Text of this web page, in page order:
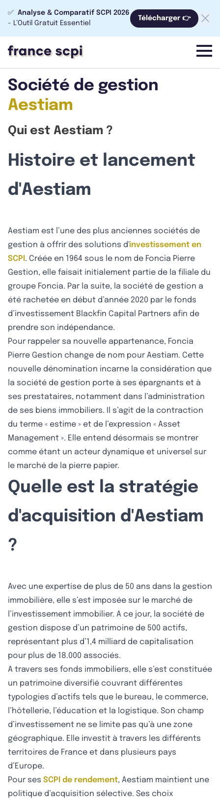
✅ Analyse & Comparatif SCPI 2026
- L’Outil Gratuit Essentiel
Télécharger 👉
menu
Société de gestion
Aestiam
Qui est Aestiam ?
Histoire et lancement
d'Aestiam
Aestiam est l’une des plus anciennes sociétés de
gestion à offrir des solutions d'investissement en
SCPI . Créée en 1964 sous le nom de Foncia Pierre
Gestion, elle faisait initialement partie de la filiale du
groupe Foncia. Par la suite, la société de gestion a
été rachetée en début d’année 2020 par le fonds
d’investissement Blackfin Capital Partners afin de
prendre son indépendance.
Pour rappeler sa nouvelle appartenance, Foncia
Pierre Gestion change de nom pour Aestiam. Cette
nouvelle dénomination incarne la considération que
la société de gestion porte à ses épargnants et à
ses prestataires, notamment dans l’administration
de ses biens immobiliers. Il s’agit de la contraction
du terme « estime » et de l’expression « Asset
Management ». Elle entend désormais se montrer
comme étant un acteur dynamique et universel sur
le marché de la pierre papier.
Quelle est la stratégie
d'acquisition d'Aestiam
?
Avec une expertise de plus de 50 ans dans la gestion
immobilière, elle s’est imposée sur le marché de
l’investissement immobilier. A ce jour, la société de
gestion dispose d’un patrimoine de 500 actifs,
représentant plus d’1,4 milliard de capitalisation
pour plus de 18.000 associés.
A travers ses fonds immobiliers, elle s’est constituée
un patrimoine diversifié couvrant différentes
typologies d’actifs tels que le bureau, le commerce,
l’hôtellerie, l’éducation et la logistique. Son champ
d’investissement ne se limite pas qu’à une zone
géographique. Elle investit à travers les différents
territoires de France et dans plusieurs pays
d’Europe.
Pour ses SCPI de rendement, Aestiam maintient une
politique d’acquisition sélective. Ses choix